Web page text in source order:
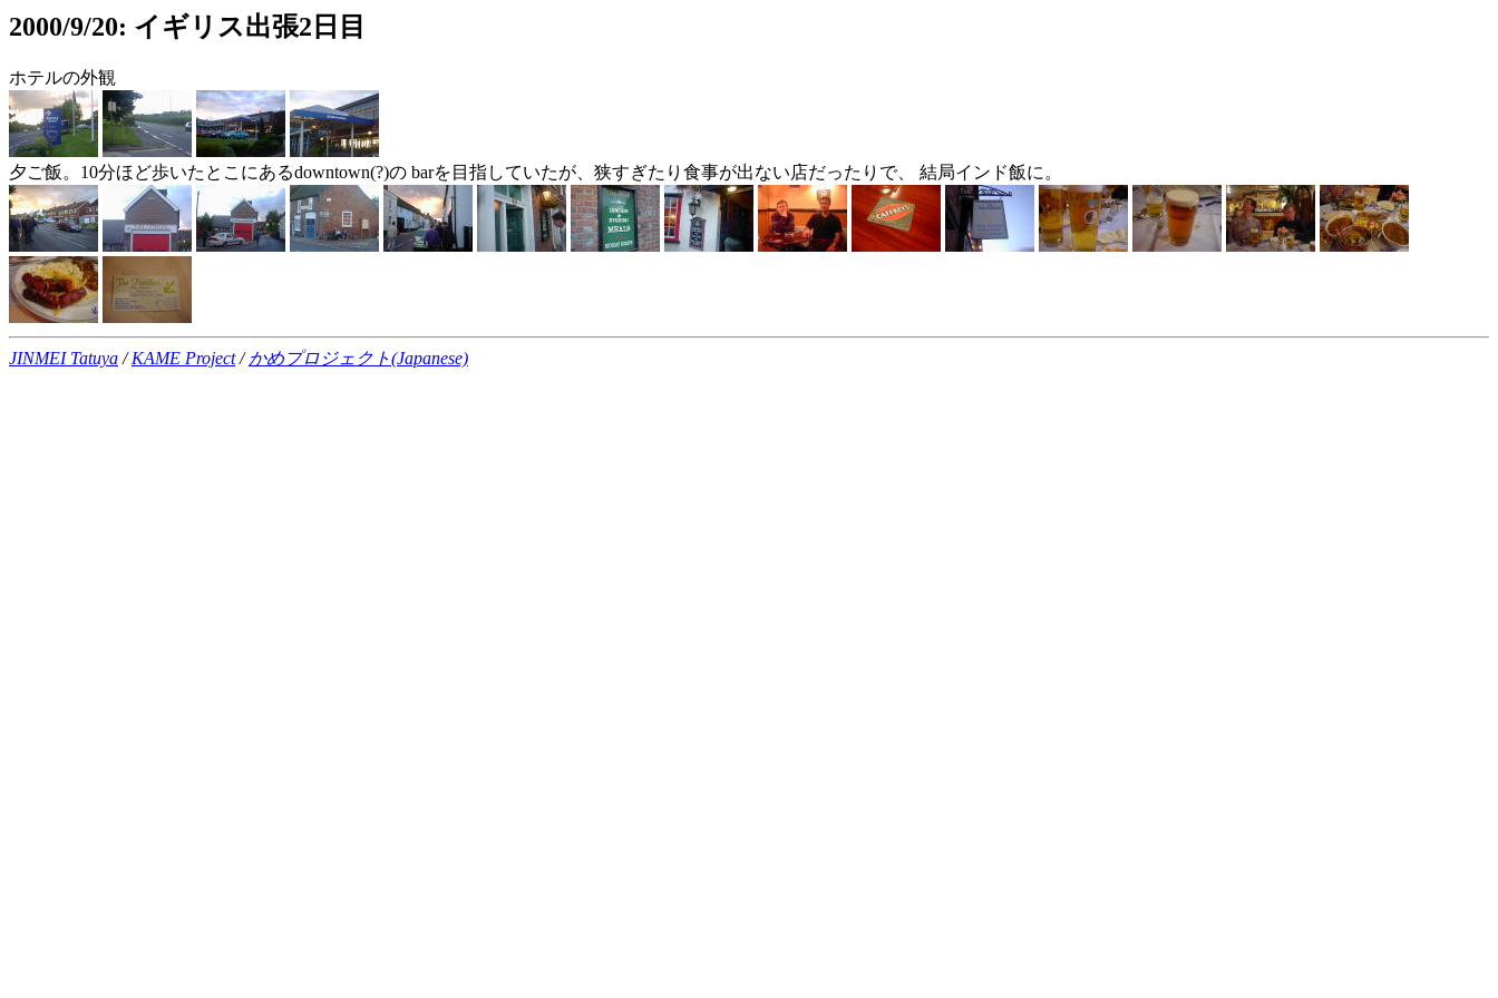
2000/9/20: イギリス出張2日目
ホテルの外観
夕ご飯。10分ほど歩いたとこにあるdowntown(?)の barを目指していたが、狭すぎたり食事が出ない店だったりで、 結局インド飯に。
JINMEI Tatuya /KAME Project/ かめプロジェクト(Japanese)